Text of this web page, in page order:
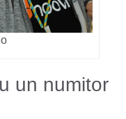
un numitor